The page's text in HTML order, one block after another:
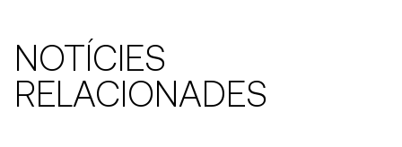
NOTÍCIES
RELACIONADES